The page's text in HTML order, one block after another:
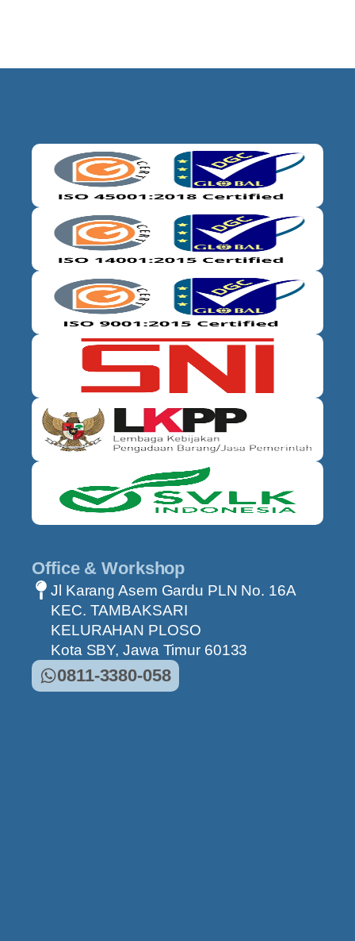
Office & Workshop
Jl Karang Asem Gardu PLN No. 16A
KEC. TAMBAKSARI
KELURAHAN PLOSO
Kota SBY, Jawa Timur 60133
0811-3380-058